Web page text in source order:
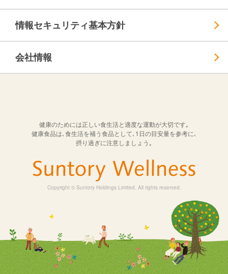
情報セキュリティ基本方針
会社情報
健康のためには正しい食生活と適度な運動が大切です｡
健康食品は､食生活を補う食品として､1日の目安量を参考に､
摂り過ぎに注意しましょう｡
Copyright © Suntory Holdings Limited. All rights reserved.